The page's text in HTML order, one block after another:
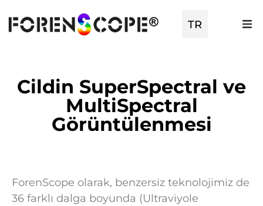
TR
EN
Cildin SuperSpectral ve
MultiSpectral
Görüntülenmesi
ForenScope olarak, benzersiz teknolojimiz de
36 farklı dalga boyunda (Ultraviyole